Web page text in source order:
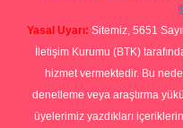
Yasal Uyarı: Sitemiz, 5651
İletişim Kurumu (BTK)
hizmet vermektedir. Bu
denetleme veya araştırma
üyelerimiz yazdıkları